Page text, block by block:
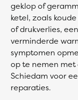
geklop of
ketel, zoals
of drukverlies,
verminderde
symptomen
op te nemen met
Schiedam voor
reparaties.